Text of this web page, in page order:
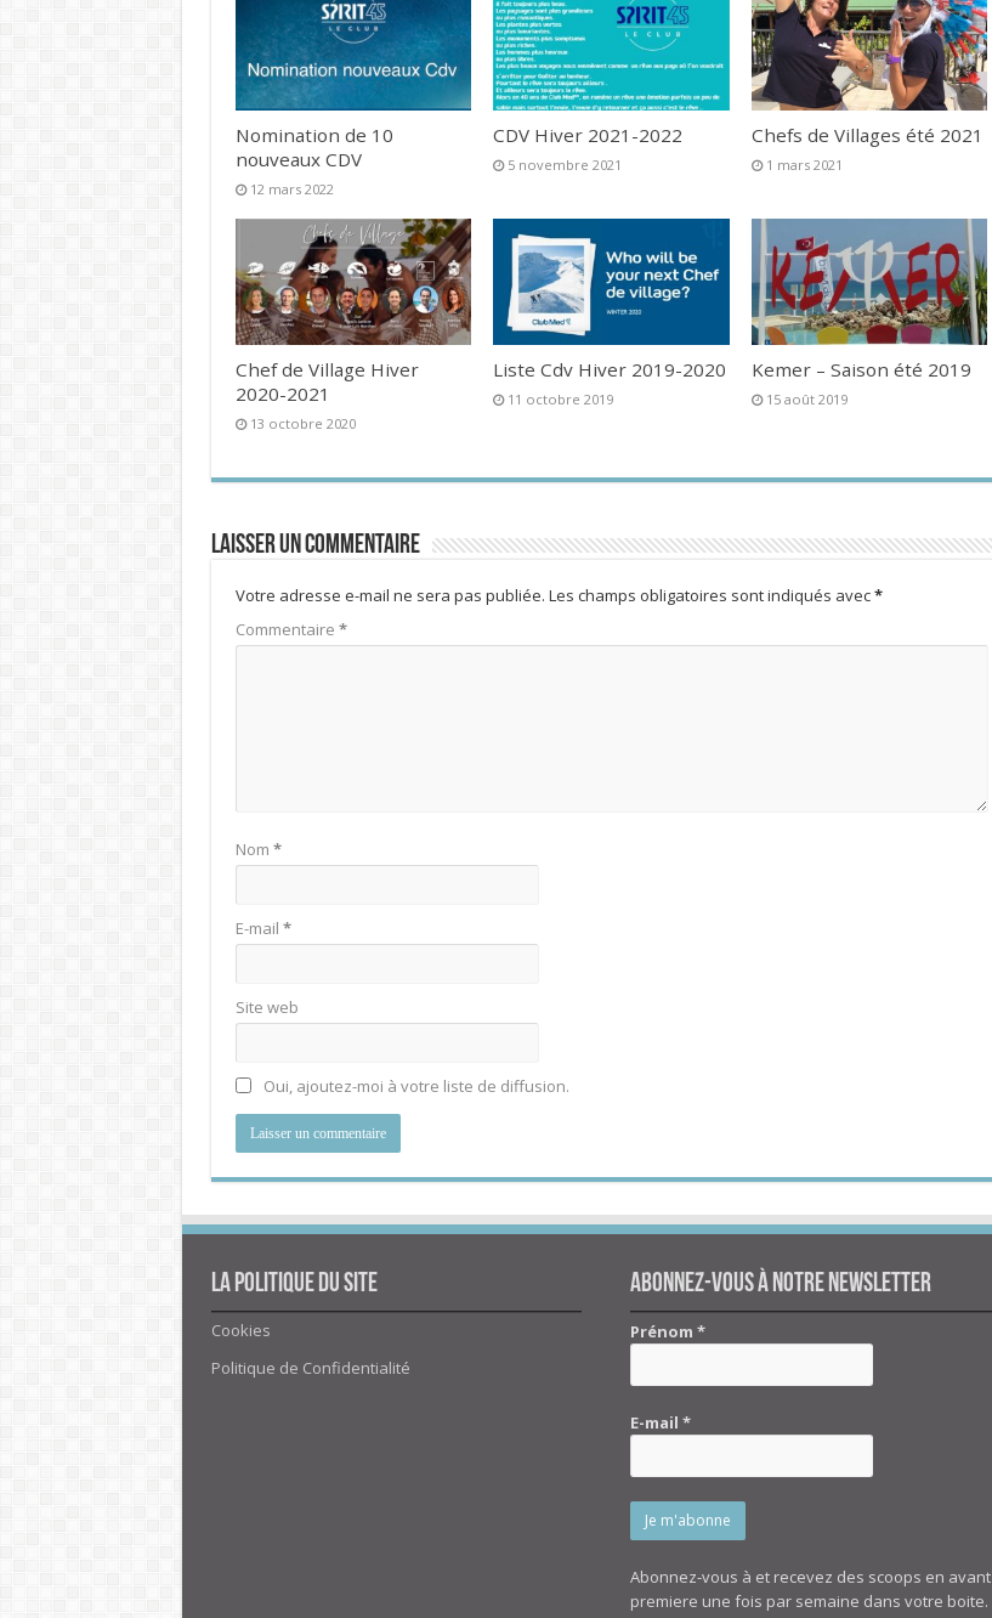
Nomination de 10
nouveaux CDV
12 mars 2022
CDV Hiver 2021-2022
5 novembre 2021
Chefs de Villages été 2021
1 mars 2021
Chef de Village Hiver
2020-2021
13 octobre 2020
Liste Cdv Hiver 2019-2020
11 octobre 2019
Kemer – Saison été 2019
15 août 2019
Laisser un commentaire
Votre adresse e-mail ne sera pas publiée. Les champs obligatoires sont indiqués avec*
Commentaire *
Nom *
E-mail *
Site web
Oui, ajoutez-moi à votre liste de diffusion.
La politique du site
Cookies
Politique de Confidentialité
Abonnez-vous à notre newsletter
Prénom*
E-mail*
Abonnez-vous à et recevez des scoops en avant
premiere une fois par semaine dans votre boite.